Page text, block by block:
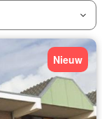
Nieuw